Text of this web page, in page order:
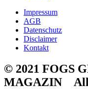
Impressum
AGB
Datenschutz
Disclaimer
Kontakt
© 2021 FOGS
MAGAZIN